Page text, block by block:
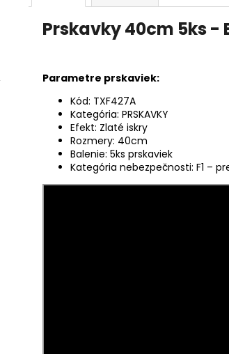
Prskavky 40cm 5ks -
Parametre prskaviek:
Kód: TXF427A
Kategória: PRSKAVKY
Efekt: Zlaté iskry
Rozmery: 40cm
Balenie: 5ks prskaviek
Kategória nebezpečnosti: F1 –